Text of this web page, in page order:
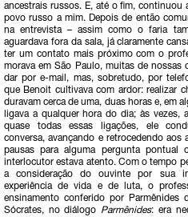
ancestrais russos. E, até o fim, continuou
povo russo a mim. Depois de então
na entrevista – assim como o faria
aguardava fora da sala, já claramente
ter um contato mais próximo com o
morava em São Paulo, muitas de nossas
dar por e-mail, mas, sobretudo, por
que Benoit cultivava com ardor: realizar
duravam cerca de uma, duas horas e, em
ligava a qualquer hora do dia; às vezes,
quase todas essas ligações, ele
conversa, avançando e retrocedendo aos
pausas para alguma pergunta pontual
interlocutor estava atento. Com o tempo
a consideração do ouvinte por sua
experiência de vida e de luta, o
ensinamento conferido por Parmênides
Sócrates, no diálogo Parmênides: era